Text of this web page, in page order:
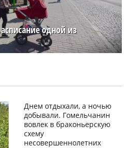
одной из
Днем отдыхали, а ночью
добывали. Гомельчанин
вовлек в браконьерскую
схему
несовершеннолетних